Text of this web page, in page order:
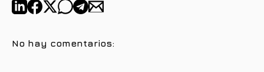
No hay comentarios: